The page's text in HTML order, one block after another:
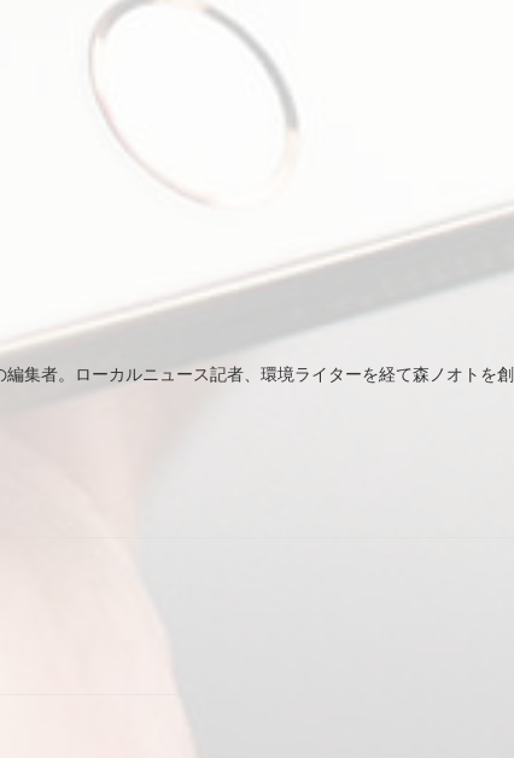
集者。ローカルニュース記者、環境ライターを経て森ノオトを